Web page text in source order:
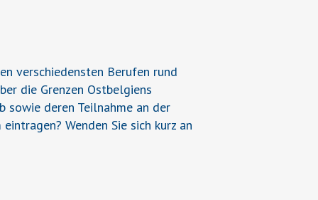
verschiedensten Berufen rund
die Grenzen Ostbelgiens
deren Teilnahme an der
Wenden Sie sich kurz an